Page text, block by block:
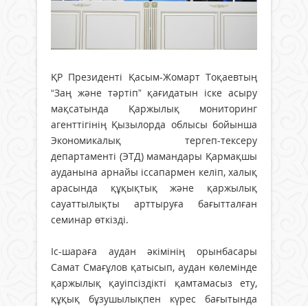
ҚР Президенті Қасым-Жомарт Тоқаевтың
“Заң және тәртіп” қағидатын іске асыру
мақсатында Қаржылық мониторинг
агенттігінің Қызылорда облысы бойынша
Экономикалық тергеп-тексеру
департаменті (ЭТД) мамандары Қармақшы
ауданына арнайы іссапармен келіп, халық
арасында құқықтық және қаржылық
сауаттылықты арттыруға бағытталған
семинар өткізді.
Іс-шараға аудан әкімінің орынбасары
Самат Смағұлов қатысып, аудан көлемінде
қаржылық қауіпсіздікті қамтамасыз ету,
құқық бұзушылықпен күрес бағытында